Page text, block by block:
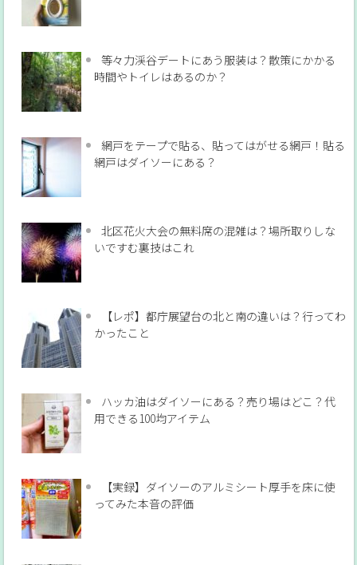
等々力渓谷デートにあう服装は？散策にかかる
時間やトイレはあるのか？
網戸をテープで貼る、貼ってはがせる網戸！貼る
網戸はダイソーにある？
北区花火大会の無料席の混雑は？場所取りしな
いですむ裏技はこれ
【レポ】都庁展望台の北と南の違いは？行ってわ
かったこと
ハッカ油はダイソーにある？売り場はどこ？代
用できる100均アイテム
【実録】ダイソーのアルミシート厚手を床に使
ってみた本音の評価